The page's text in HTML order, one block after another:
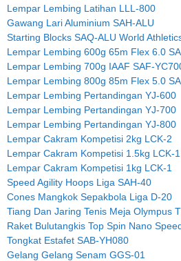
Lempar Lembing Latihan LLL-800
Gawang Lari Aluminium SAH-ALU
Starting Blocks SAQ-ALU World
Lempar Lembing 600g 65m Flex 6.0
Lempar Lembing 700g IAAF SAF-
Lempar Lembing 800g 85m Flex 5.0
Lempar Lembing Pertandingan YJ-600
Lempar Lembing Pertandingan YJ-700
Lempar Lembing Pertandingan YJ-800
Lempar Cakram Kompetisi 2kg LCK-2
Lempar Cakram Kompetisi 1.5kg LCK-
Lempar Cakram Kompetisi 1kg LCK-1
Speed Agility Hoops Liga SAH-40
Cones Mangkok Sepakbola Liga D-20
Tiang Dan Jaring Tenis Meja Olympus
Raket Bulutangkis Top Spin Nano
Tongkat Estafet SAB-YH080
Gelang Gelang Senam GGS-01